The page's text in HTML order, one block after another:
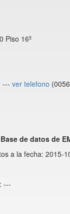
Piso 16º
--- ver telefono
Base de datos de
a la fecha: 2015-
---